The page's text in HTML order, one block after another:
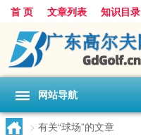
首 页 文章列表 知识目录
网站导航
> 有关“球场”的文章